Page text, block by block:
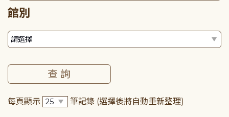
館別
每頁顯示 筆記錄 (選擇後將自動重新整理)